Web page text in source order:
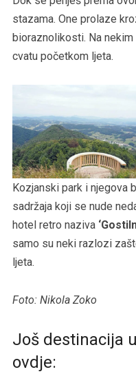
stazama. One prolaze
bioraznolikosti. Na
cvatu početkom ljeta.
Kozjanski park i njegova
sadržaja koji se nude
hotel retro naziva
samo su neki razlozi
ljeta.
Foto: Nikola Zoko
Još destinacija
ovdje: